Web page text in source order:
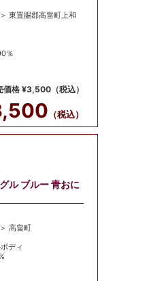
東置賜郡高畠町上和
％
価格 ¥3,500（税込）
（税込）
ル ブルー 青おに
高畠町
ディ